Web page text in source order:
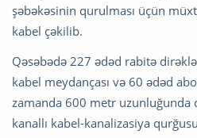
şəbəkəsinin qurulması üçün
kabel çəkilib.
Qəsəbədə 227 ədəd rabitə
kabel meydançası və 60 ədəd
zamanda 600 metr uzunluğunda
kanallı kabel-kanalizasiya